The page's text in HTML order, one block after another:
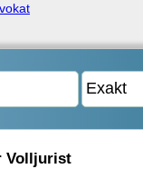
Volljurist